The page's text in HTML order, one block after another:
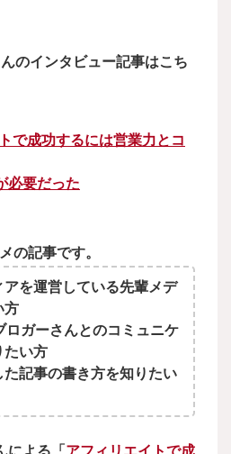
のインタビュー記事はこち
で成功するには営業力とコ
必要だった
の記事です。
アを運営している先輩メデ
方
ロガーさんとのコミュニケ
たい方
た記事の書き方を知りたい